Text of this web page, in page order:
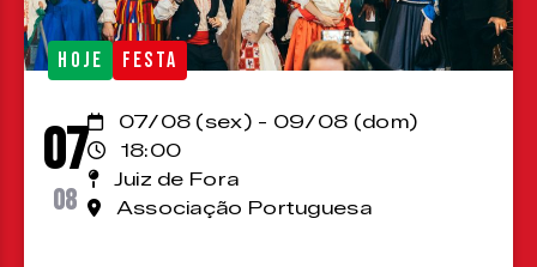
HOJE FESTA
07
08
07/08 (sex) - 09/08 (dom)
18:00
Juiz de Fora
Associação Portuguesa